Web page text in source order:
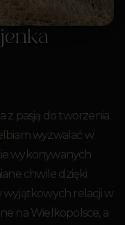
z pasją do tworzenia
wyzwalać w
wykonywanych
chwile dzięki
relacji w
na Wielkopolsce, a